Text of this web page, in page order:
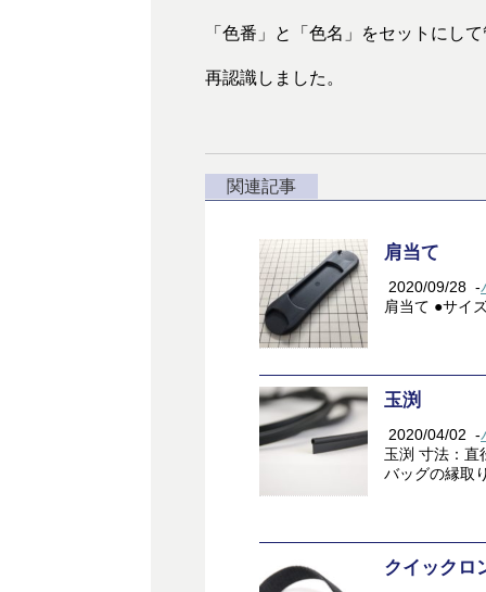
「色番」と「色名」をセットにし
再認識しました。
関連記事
肩当て
2020/09/28 -
肩当て ●サイ
玉渕
2020/04/02 -
玉渕 寸法：
バッグの縁取
クイック